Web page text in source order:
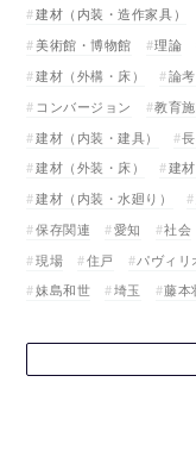
建材（内装・造作家具）
美術館・博物館
理論
建材（外構・床）
論考
コンバージョン
教育
建材（内装・建具）
建材（外装・床）
建
建材（内装・水廻り）
保存関連
愛知 社会
現場
住戸 パヴィリ
妹島和世
埼玉 藤本